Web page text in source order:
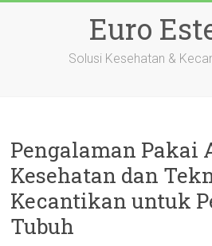
Euro
Solusi Kesehatan &
Pengalaman Pakai
Kesehatan dan
Kecantikan untuk
Tubuh